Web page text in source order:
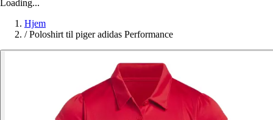
Loading...
Hjem
/ Poloshirt til piger adidas Performance